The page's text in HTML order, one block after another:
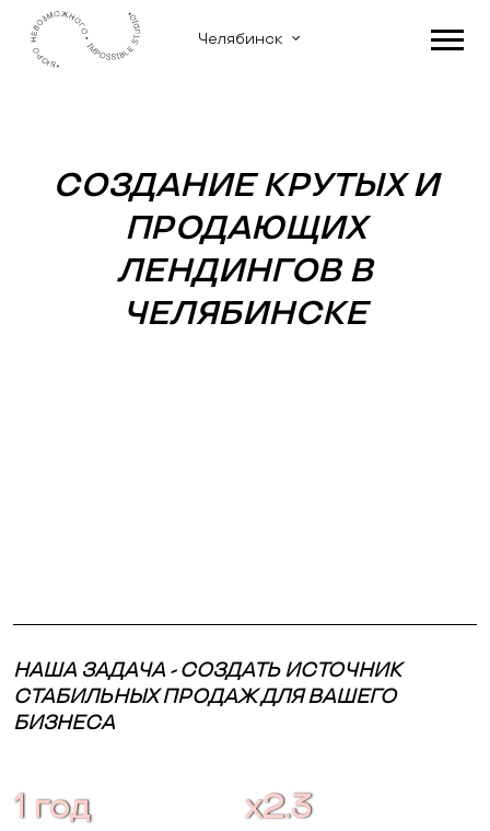
Челябинск
СОЗДАНИЕ КРУТЫХ И
ПРОДАЮЩИХ
ЛЕНДИНГОВ В
ЧЕЛЯБИНСКЕ
НАША ЗАДАЧА - СОЗДАТЬ ИСТОЧНИК
СТАБИЛЬНЫХ ПРОДАЖ ДЛЯ ВАШЕГО
БИЗНЕСА
1 год x2.3